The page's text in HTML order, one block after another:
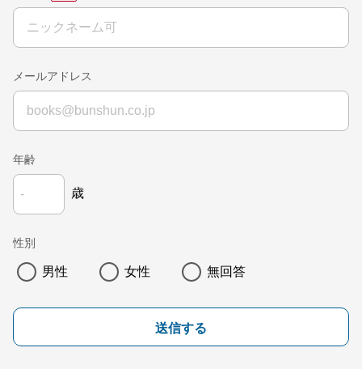
メールアドレス
年齢
歳
性別
男性 女性 無回答
送信する